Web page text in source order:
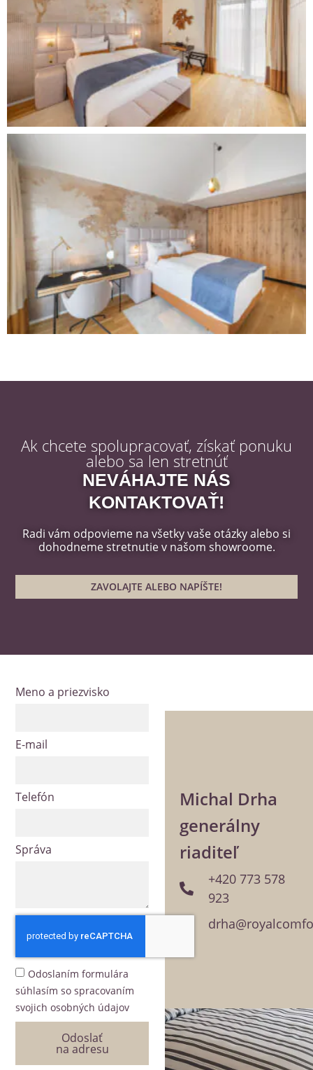
Ak chcete spolupracovať, získať ponuku
alebo sa len stretnúť
NEVÁHAJTE NÁS
KONTAKTOVAŤ!
Radi vám odpovieme na všetky vaše otázky alebo si
dohodneme stretnutie v našom showroome.
ZAVOLAJTE ALEBO NAPÍŠTE!
Meno a priezvisko
E-mail
Telefón
Správa
Odoslaním formulára
súhlasím so spracovaním
svojich osobných údajov
Odoslať
na adresu
Michal Drha
generálny
riaditeľ
+420 773 578
923